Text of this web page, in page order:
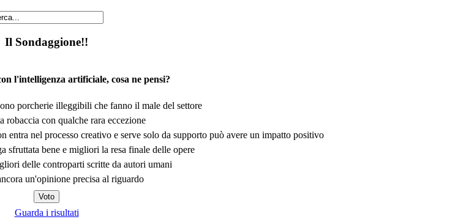
Il Sondaggione!!
l'intelligenza artificiale, cosa ne pensi?
porcherie illeggibili che fanno il male del settore
robaccia con qualche rara eccezione
entra nel processo creativo e serve solo da supporto può avere un impatto positivo
sfruttata bene e migliori la resa finale delle opere
delle controparti scritte da autori umani
un'opinione precisa al riguardo
Guarda i risultati